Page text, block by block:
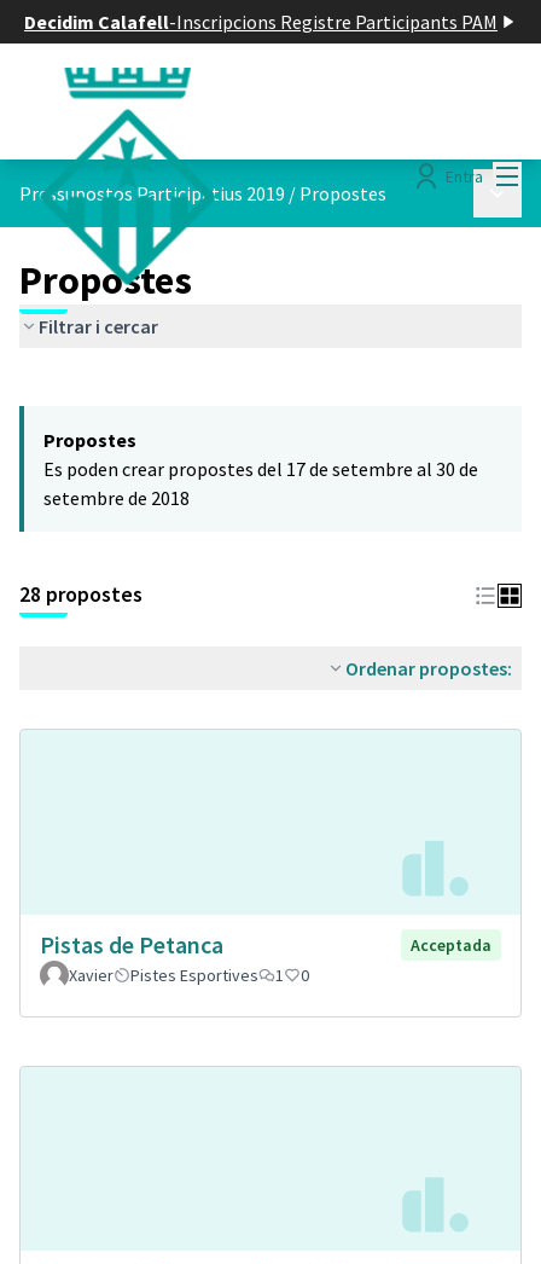
Decidim Calafell-Inscripcions Registre Participants PAM
Entra
Pressupostos Participatius 2019 / Propostes
Propostes
Filtrar i cercar
−
Propostes
Es poden crear propostes del 17 de setembre al 30 de
setembre de 2018
28 propostes
Ordenar propostes:
Pistas de Petanca
Acceptada
Xavier
Pistes Esportives 1 0